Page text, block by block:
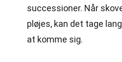
successioner. Når
pløjes, kan det tage
at komme sig.